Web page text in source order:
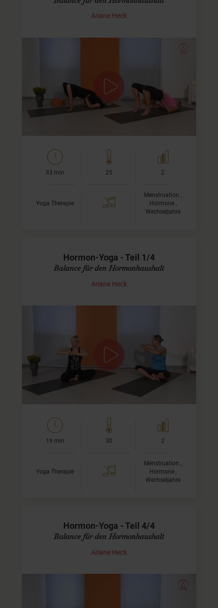
Ariane Heck
Kurs. Du lernst heute die letzten Yoga-Übungen aus der
Serie kennen.
Was ist Hormon-Yoga…
33 min 25 2
Yoga Therapie
Menstruation ,
Hormone ,
Wechseljahre
Hormon-Yoga - Teil 1/4
Balance für den Hormonhaushalt
Ariane Heck
Hormon-Yoga ist eine besondere Technik, die auf die
verschiedenen Hormondrüsen im Körper wirkt und so
einen ausgeglichenen Hormonhaushalt unterstützt.
In diesem…
19 min 30 2
Yoga Therapie
Menstruation ,
Hormone ,
Wechseljahre
Hormon-Yoga - Teil 4/4
Balance für den Hormonhaushalt
Ariane Heck